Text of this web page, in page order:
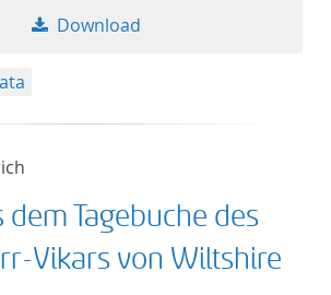
Download
dem Tagebuche des
Vikars von Wiltshire